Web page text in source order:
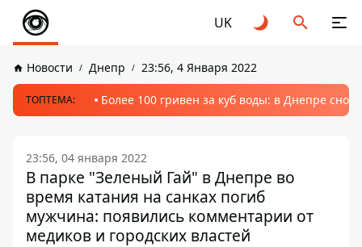
UK
Новости Днепр 23:56, 4 Января 2022
ТОПТЕМА: Более 100 гривен за куб воды: в Днепре
23:56, 04 января 2022
В парке "Зеленый Гай" в Днепре во
время катания на санках погиб
мужчина: появились комментарии от
медиков и городских властей